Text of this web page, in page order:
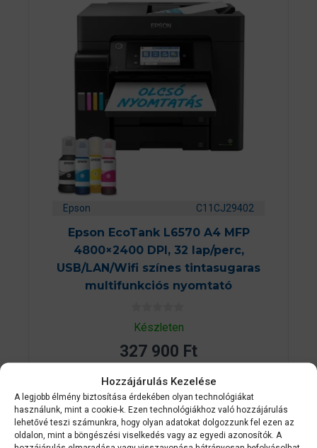
Hozzájárulás Kezelése
A legjobb élmény biztosítása érdekében olyan technológiákat
használunk, mint a cookie-k. Ezen technológiákhoz való hozzájárulás
lehetővé teszi számunkra, hogy olyan adatokat dolgozzunk fel ezen az
oldalon, mint a böngészési viselkedés vagy az egyedi azonosítók. A
Epson C11CJ29402
Epson EcoTank L6570 A4 MFP
4800×2400 DPI, 32 lap/perc,
USB/LAN/Wifi színes tintasugaras
multifunkciós nyomtató
0
a
5
-
ő
l
Készleten
327 900 Ft
KOSÁRBA TESZEM